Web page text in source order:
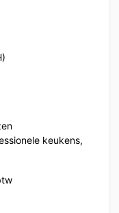
keukens,